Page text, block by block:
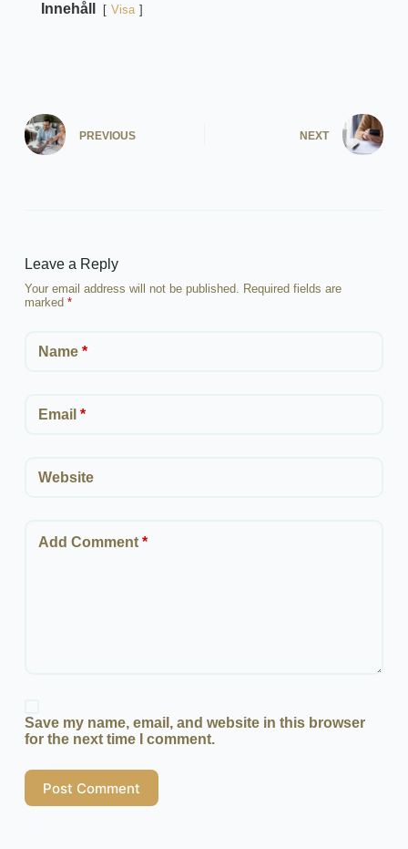
Innehåll Visa
PREVIOUS NEXT
Leave a Reply
Your email address will not be published. Required fields are
marked *
Name*
Email *
Website
Add Comment*
Save my name, email, and website in this browser
for the next time I comment.
Post Comment